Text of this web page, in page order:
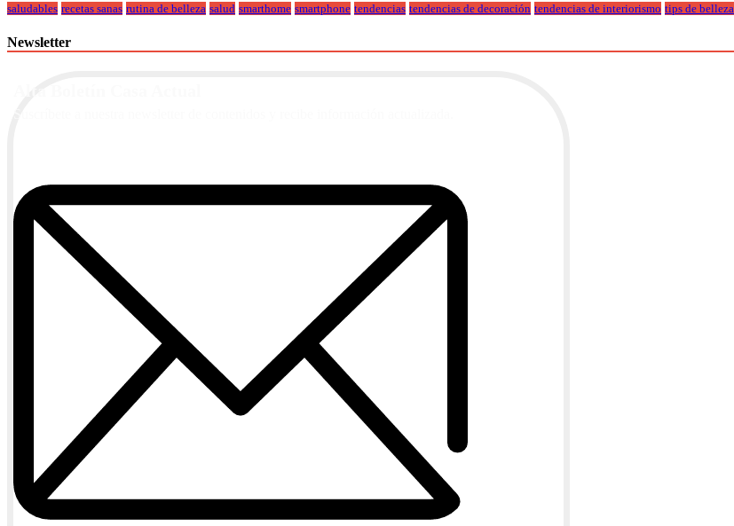
saludables recetas sanas rutina de belleza salud smarthome smartphone tendencias tendencias de decoración tendencias de interiorismo tips de belleza
Newsletter